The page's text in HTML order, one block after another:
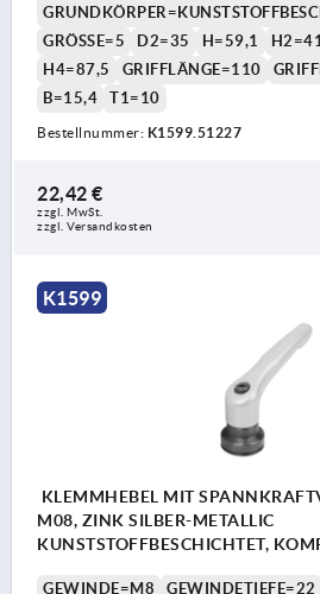
GRÖSSE=5
D2=35 H=59,1
H4=87,5
GRIFFLÄNGE=110
B=15,4
T1=10
Bestellnummer: K1599.51227
22,42 €
zzgl. MwSt.
zzgl. Versandkosten
K1599
KLEMMHEBEL MIT
M08, ZINK SILBER-METALLIC
KUNSTSTOFFBESCHICHTET,
GEWINDE=M8 GEWINDETIEFE=22